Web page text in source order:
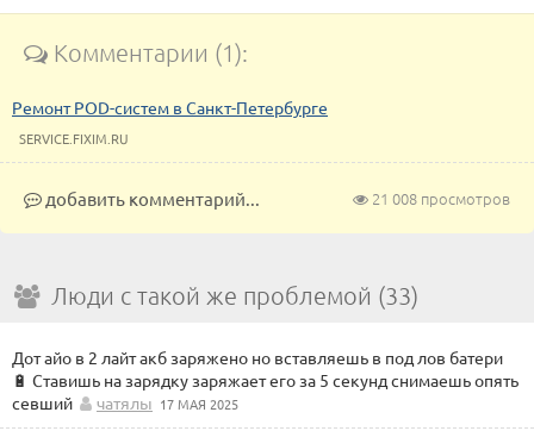
Комментарии (1):
Ремонт POD-систем в Санкт-Петербурге
SERVICE.FIXIM.RU
21 008 просмотров
добавить комментарий...
Люди с такой же проблемой (33)
Дот айо в 2 лайт акб заряжено но вставляешь в под лов батери
🔋 Ставишь на зарядку заряжает его за 5 секунд снимаешь опять
севший
чатялы 17 МАЯ 2025